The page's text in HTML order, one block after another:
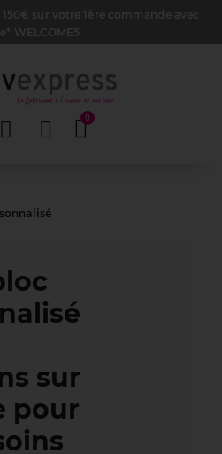
sur votre 1ère commande avec
WELCOME5
sur
pour